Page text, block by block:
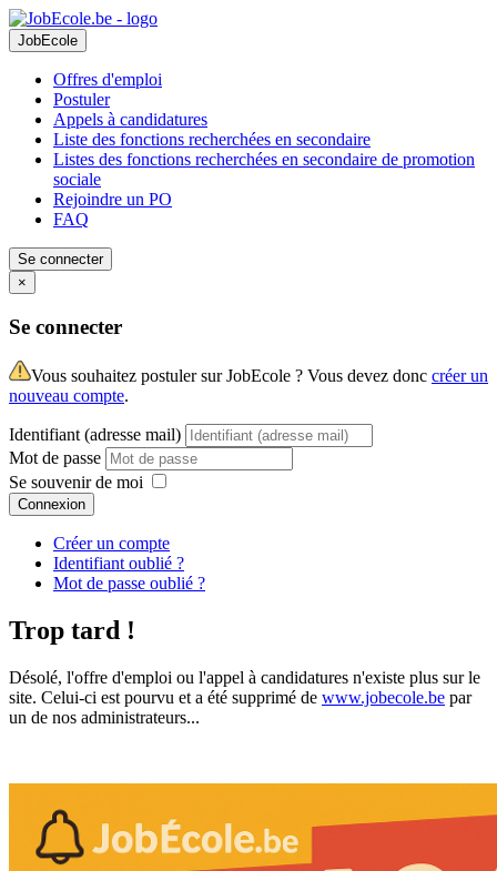
JobEcole
Offres d'emploi
Postuler
Appels à candidatures
Liste des fonctions recherchées en secondaire
Listes des fonctions recherchées en secondaire de promotion
sociale
Rejoindre un PO
FAQ
Se connecter
×
Se connecter
Vous souhaitez postuler sur JobEcole ? Vous devez donc créer un
nouveau compte.
Identifiant (adresse mail)
Mot de passe
Se souvenir de moi
Connexion
Créer un compte
Identifiant oublié ?
Mot de passe oublié ?
Trop tard !
Désolé, l'offre d'emploi ou l'appel à candidatures n'existe plus sur le
site. Celui-ci est pourvu et a été supprimé de www.jobecole.be par
un de nos administrateurs...